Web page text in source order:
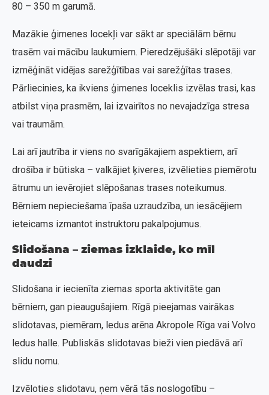
80 – 350 m garumā.
Mazākie ģimenes locekļi var sākt ar speciālām bērnu
trasēm vai mācību laukumiem. Pieredzējušāki slēpotāji var
izmēģināt vidējas sarežģītības vai sarežģītas trases.
Pārliecinies, ka ikviens ģimenes loceklis izvēlas trasi, kas
atbilst viņa prasmēm, lai izvairītos no nevajadzīga stresa
vai traumām.
Lai arī jautrība ir viens no svarīgākajiem aspektiem, arī
drošība ir būtiska – valkājiet ķiveres, izvēlieties piemērotu
ātrumu un ievērojiet slēpošanas trases noteikumus.
Bērniem nepieciešama īpaša uzraudzība, un iesācējiem
ieteicams izmantot instruktoru pakalpojumus.
Slidošana – ziemas izklaide, ko mīl
daudzi
Slidošana ir iecienīta ziemas sporta aktivitāte gan
bērniem, gan pieaugušajiem. Rīgā pieejamas vairākas
slidotavas, piemēram, ledus arēna Akropole Rīga vai Volvo
ledus halle. Publiskās slidotavas bieži vien piedāvā arī
slidu nomu.
Izvēloties slidotavu, ņem vērā tās noslogotību –